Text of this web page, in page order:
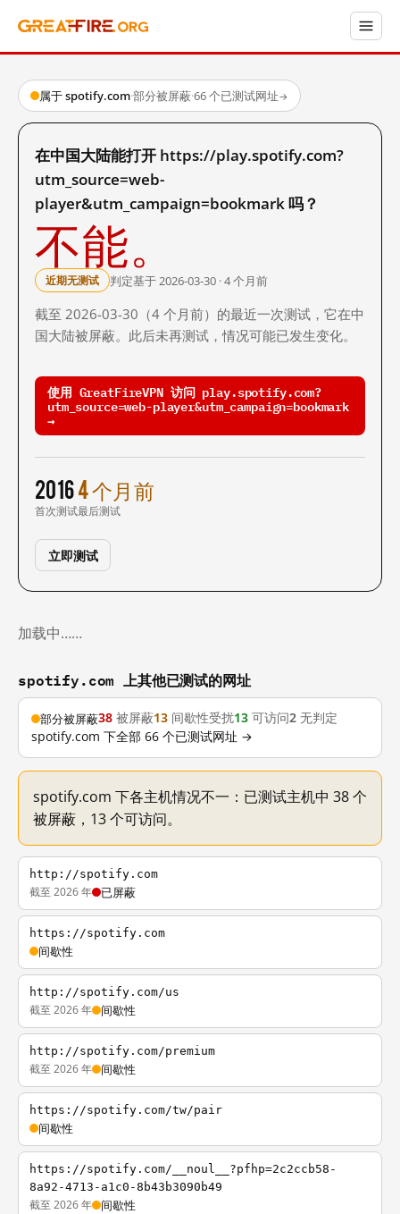
属于 spotify.com·部分被屏蔽·66 个已测试网址→
在中国大陆能打开 https://play.spotify.com?
utm_source=web-
player&utm_campaign=bookmark 吗？
不能。
近期无测试 判定基于 2026-03-30 · 4 个月前
截至 2026-03-30（4 个月前）的最近一次测试，它在中
国大陆被屏蔽。此后未再测试，情况可能已发生变化。
使用 GreatFireVPN 访问 play.spotify.com?
utm_source=web-player&utm_campaign=bookmark
→
2016
首次测试
4 个月前
最后测试
立即测试
加载中……
spotify.com 上其他已测试的网址
部分被屏蔽38 被屏蔽13 间歇性受扰13 可访问2 无判定
spotify.com 下全部 66 个已测试网址 →
spotify.com 下各主机情况不一：已测试主机中 38 个
被屏蔽，13 个可访问。
http://spotify.com
截至 2026 年 已屏蔽
https://spotify.com
间歇性
http://spotify.com/us
截至 2026 年 间歇性
http://spotify.com/premium
截至 2026 年 间歇性
https://spotify.com/tw/pair
间歇性
https://spotify.com/__noul__?pfhp=2c2ccb58-
8a92-4713-a1c0-8b43b3090b49
截至 2026 年 间歇性